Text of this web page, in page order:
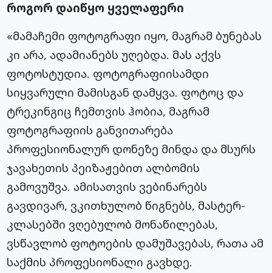
როგორ დაიწყო ყველაფერი
«მამაჩემი ფოტოგრაფი იყო, მაგრამ ბუნებას
კი არა, ადამიანებს უღებდა. მას აქვს
ფოტოსტუდია. ფოტოგრაფიისამდი
სიყვარული მამისგან დამყვა. ფოტოც და
ტრეკინგიც ჩემთვის ჰობია, მაგრამ
ფოტოგრაფიის განვითარება
პროფესიონალურ დონეზე მინდა და მსურს
ჯავახეთის პეიზაჟებით ალბომის
გამოვუშვა. ამისათვის ვებინარებს
გავდივარ, ვკითხულობ წიგნებს, მასტერ-
კლასებში ვღებულობ მონაწილებას,
ვსწავლობ ფოტოების დამუშავებას, რათა ამ
საქმის პროფესიონალი გავხდე.